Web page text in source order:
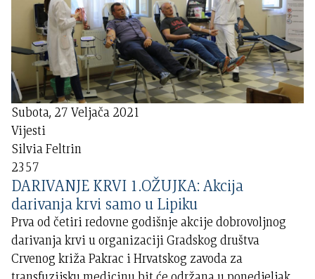
Subota, 27 Veljača 2021
Vijesti
Silvia Feltrin
2357
DARIVANJE KRVI 1.OŽUJKA: Akcija
darivanja krvi samo u Lipiku
Prva od četiri redovne godišnje akcije dobrovoljnog
darivanja krvi u organizaciji Gradskog društva
Crvenog križa Pakrac i Hrvatskog zavoda za